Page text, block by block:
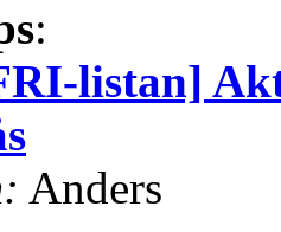
:
listan]
Anders